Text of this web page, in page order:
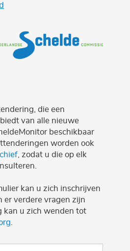
die een
van alle nieuwe
beschikbaar
worden ook
, zodat u die op elk
kan u zich inschrijven
er verdere vragen zijn
kan u zich wenden tot